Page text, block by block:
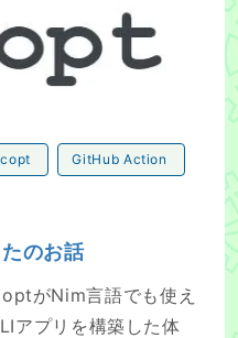
GitHub Action
のお話
がNim言語でも使え
アプリを構築した体